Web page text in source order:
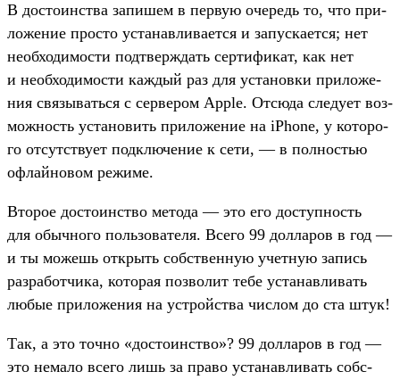
В дос­тоинс­тва запишем в пер­вую оче­редь то, что при­
ложе­ние прос­то уста­нав­лива­ется и запус­кает­ся; нет
необ­ходимос­ти под­тверждать сер­тификат, как нет
и необ­ходимос­ти каж­дый раз для уста­нов­ки при­ложе­
ния свя­зывать­ся с сер­вером Apple. Отсю­да сле­дует воз­
можность уста­новить при­ложе­ние на iPhone, у которо­
го отсутс­тву­ет под­клю­чение к сети, — в пол­ностью
офлай­новом режиме.
Вто­рое дос­тоинс­тво метода — это его дос­тупность
для обыч­ного поль­зовате­ля. Все­го 99 дол­ларов в год —
и ты можешь открыть собс­твен­ную учет­ную запись
раз­работ­чика, которая поз­волит тебе уста­нав­ливать
любые при­ложе­ния на устрой­ства чис­лом до ста штук!
Так, а это точ­но «дос­тоинс­тво»? 99 дол­ларов в год —
это немало все­го лишь за пра­во уста­нав­ливать собс­